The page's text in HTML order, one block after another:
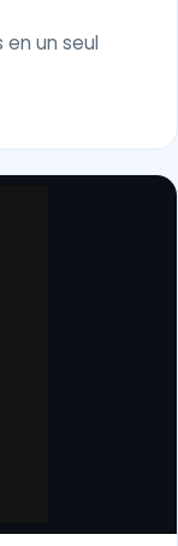
un seul